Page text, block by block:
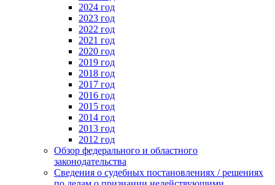
2024 год
2023 год
2022 год
2021 год
2020 год
2019 год
2018 год
2017 год
2016 год
2015 год
2014 год
2013 год
2012 год
Обзор федерального и областного
законодательства
Сведения о судебных постановлениях / решениях